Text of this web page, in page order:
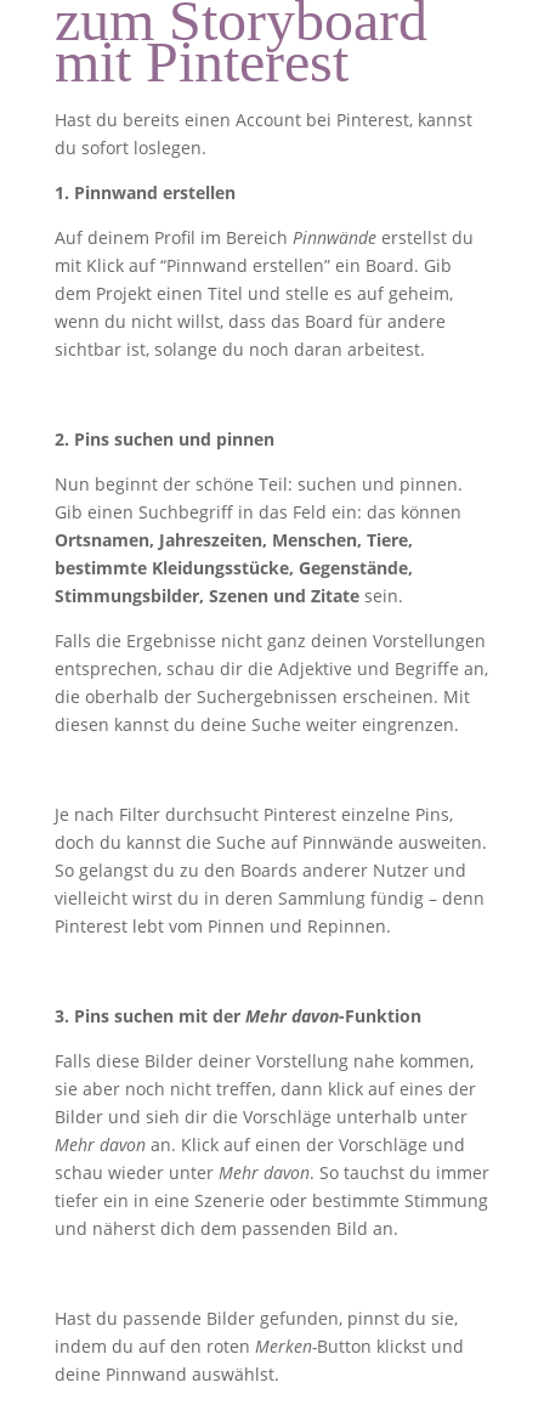
zum Storyboard
mit Pinterest
Hast du bereits einen Account bei Pinterest, kannst
du sofort loslegen.
1. Pinnwand erstellen
Auf deinem Profil im Bereich Pinnwändeerstellst du
mit Klick auf “Pinnwand erstellen” ein Board. Gib
dem Projekt einen Titel und stelle es auf geheim,
wenn du nicht willst, dass das Board für andere
sichtbar ist, solange du noch daran arbeitest.
2. Pins suchen und pinnen
Nun beginnt der schöne Teil: suchen und pinnen.
Gib einen Suchbegriff in das Feld ein: das können
Ortsnamen, Jahreszeiten, Menschen, Tiere,
bestimmte Kleidungsstücke, Gegenstände,
Stimmungsbilder, Szenen und Zitatesein.
Falls die Ergebnisse nicht ganz deinen Vorstellungen
entsprechen, schau dir die Adjektive und Begriffe an,
die oberhalb der Suchergebnissen erscheinen. Mit
diesen kannst du deine Suche weiter eingrenzen.
Je nach Filter durchsucht Pinterest einzelne Pins,
doch du kannst die Suche auf Pinnwände ausweiten.
So gelangst du zu den Boards anderer Nutzer und
vielleicht wirst du in deren Sammlung fündig – denn
Pinterest lebt vom Pinnen und Repinnen.
3. Pins suchen mit der Mehr davon-Funktion
Falls diese Bilder deiner Vorstellung nahe kommen,
sie aber noch nicht treffen, dann klick auf eines der
Bilder und sieh dir die Vorschläge unterhalb unter
Mehr davonan. Klick auf einen der Vorschläge und
schau wieder unter Mehr davon. So tauchst du immer
tiefer ein in eine Szenerie oder bestimmte Stimmung
und näherst dich dem passenden Bild an.
Hast du passende Bilder gefunden, pinnst du sie,
indem du auf den roten Merken-Button klickst und
deine Pinnwand auswählst.